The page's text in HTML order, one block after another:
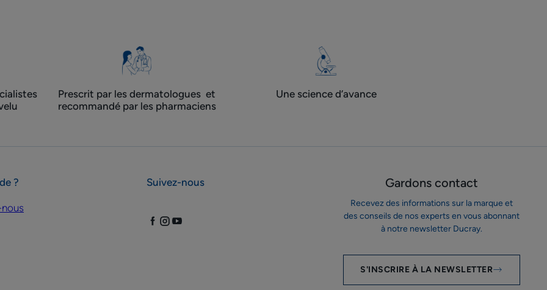
Prescrit par les dermatologues ​ et
recommandé par les pharmaciens
Une science d’avance
Gardons contact
Recevez des informations sur la marque et
des conseils de nos experts en vous abonnant
à notre newsletter Ducray.
S'INSCRIRE À LA NEWSLETTER
? Suivez-nous